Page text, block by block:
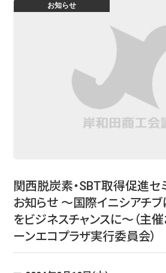
お知らせ
関西脱炭素・SBT取得促進
お知らせ ～国際イニシアチブ
をビジネスチャンスに～（主
ーンエコプラザ実行委員会）